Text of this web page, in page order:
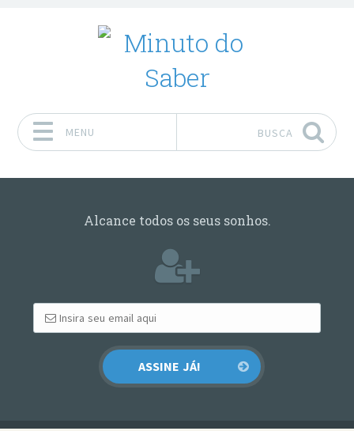
MENU BUSCA
Alcance todos os seus sonhos.